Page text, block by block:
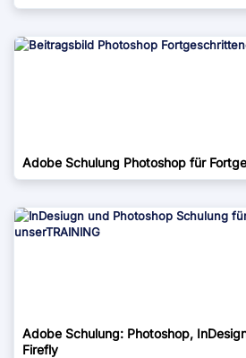
Adobe Schulung Photoshop für
Adobe Schulung: Photoshop,
Firefly